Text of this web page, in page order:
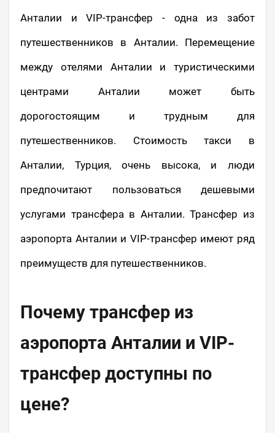
Анталии и VIP-трансфер - одна из забот
путешественников в Анталии. Перемещение
между отелями Анталии и туристическими
центрами Анталии может быть
дорогостоящим и трудным для
путешественников. Стоимость такси в
Анталии, Турция, очень высока, и люди
предпочитают пользоваться дешевыми
услугами трансфера в Анталии. Трансфер из
аэропорта Анталии и VIP-трансфер имеют ряд
преимуществ для путешественников.
Почему трансфер из
аэропорта Анталии и VIP-
трансфер доступны по
цене?